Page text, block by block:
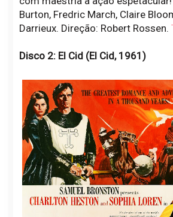
Burton, Fredric March, Claire
Darrieux. Direção: Robert Rossen.
Disco 2: El Cid (El Cid, 1961)